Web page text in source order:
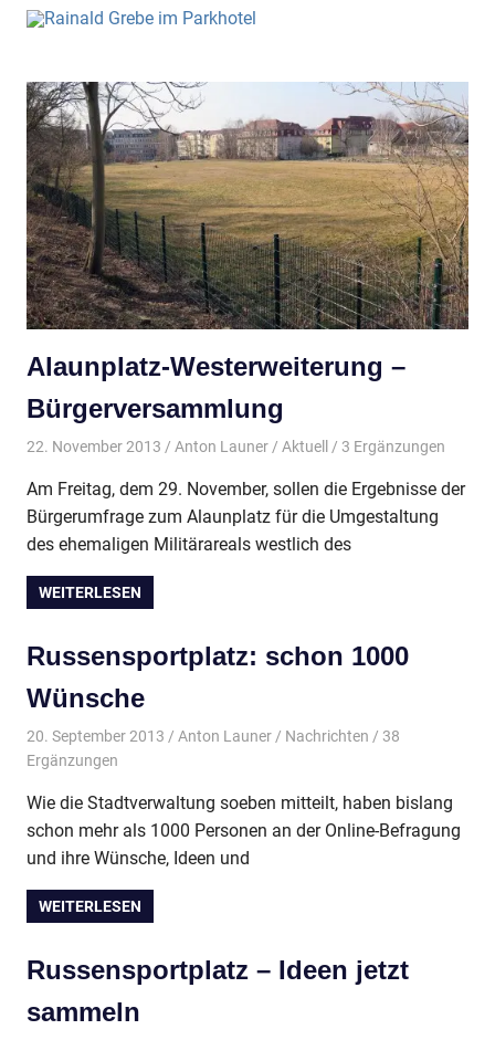
Alaunplatz-Westerweiterung –
Bürgerversammlung
22. November 2013 Anton Launer Aktuell / 3 Ergänzungen
Am Freitag, dem 29. November, sollen die Ergebnisse der
Bürgerumfrage zum Alaunplatz für die Umgestaltung
des ehemaligen Militärareals westlich des
WEITERLESEN
Russensportplatz: schon 1000
Wünsche
20. September 2013 Anton Launer Nachrichten / 38
Ergänzungen
Wie die Stadtverwaltung soeben mitteilt, haben bislang
schon mehr als 1000 Personen an der Online-Befragung
und ihre Wünsche, Ideen und
WEITERLESEN
Russensportplatz – Ideen jetzt
sammeln